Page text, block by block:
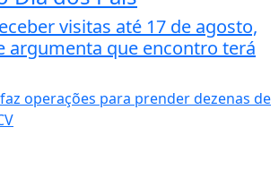
visitas até 17 de agosto,
argumenta que encontro terá